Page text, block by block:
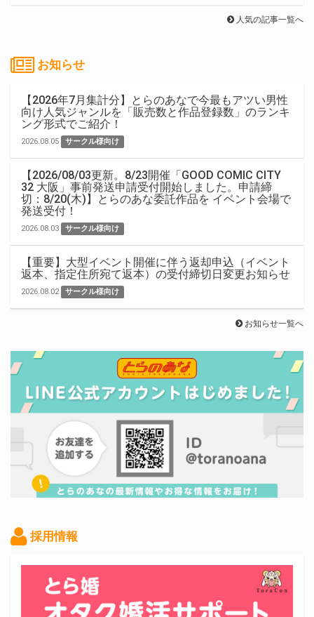
人気の記事一覧へ
お知らせ
【2026年7月集計分】とらのあなで今最もアツい男性
向け人気ジャンルを「販売数と作品登録数」のランキ
ング形式でご紹介！
2026.08.05 サークル様向け
【2026/08/03更新。8/23開催「GOOD COMIC CITY
32 大阪」事前発送申請受付開始しました。申請締
切：8/20(木)】とらのあな委託作品を イベント会場で
発送受付！
2026.08.03 サークル様向け
【重要】大型イベント開催に伴う返却申込（イベント
返本、指定住所宛て返本）の受付締切日変更お知らせ
2026.08.02 サークル様向け
お知らせ一覧へ
採用情報